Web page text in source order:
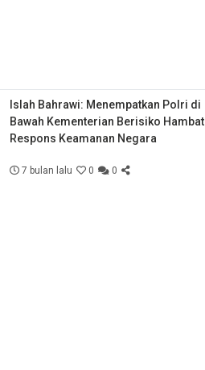
Islah Bahrawi: Menempatkan Polri di
Bawah Kementerian Berisiko Hambat
Respons Keamanan Negara
7 bulan lalu 0 0